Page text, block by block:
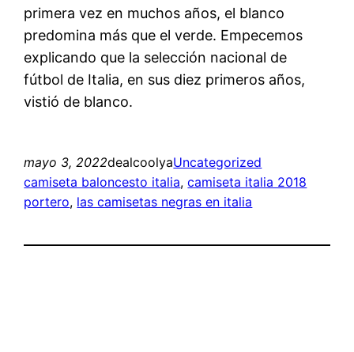
primera vez en muchos años, el blanco
predomina más que el verde. Empecemos
explicando que la selección nacional de
fútbol de Italia, en sus diez primeros años,
vistió de blanco.
mayo 3, 2022dealcoolyaUncategorized
camiseta baloncesto italia, camiseta italia 2018
portero, las camisetas negras en italia